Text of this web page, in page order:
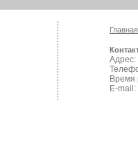
Главная
Адрес:
Время
E-